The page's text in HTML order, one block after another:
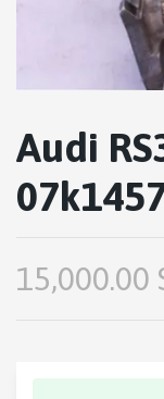
Audi
15,000.00